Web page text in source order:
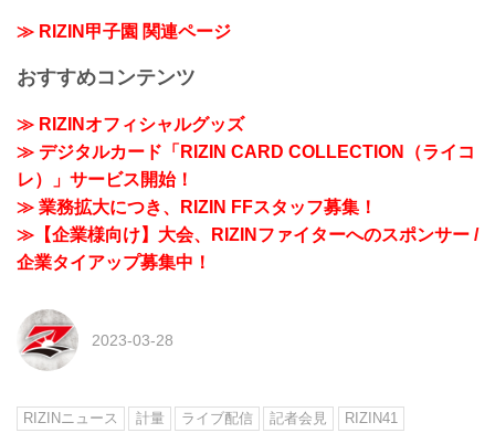
≫ RIZIN甲子園 関連ページ
おすすめコンテンツ
≫ RIZINオフィシャルグッズ
≫ デジタルカード「RIZIN CARD COLLECTION（ライコ
レ）」サービス開始！
≫ 業務拡大につき、RIZIN FFスタッフ募集！
≫【企業様向け】大会、RIZINファイターへのスポンサー /
企業タイアップ募集中！
2023-03-28
RIZINニュース 計量 ライブ配信 記者会見 RIZIN41